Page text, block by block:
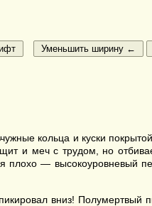
кольца и куски
и меч с трудом, но
плохо — высокоуровневый
вниз! Полумертвый